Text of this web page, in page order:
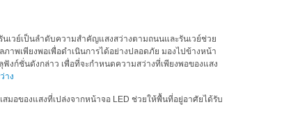
เวย์เป็นลำดับความสำคัญแสงสว่างตามถนนและรันเวย์ช่วย
าพเพียงพอเพื่อดำเนินการได้อย่างปลอดภัย มองไปข้างหน้า
งก์ชั่นดังกล่าว เพื่อที่จะกำหนดความสว่างที่เพียงพอของแสง
าง
มอของแสงที่เปล่งจากหน้าจอ LED ช่วยให้พื้นที่อยู่อาศัยได้รับ